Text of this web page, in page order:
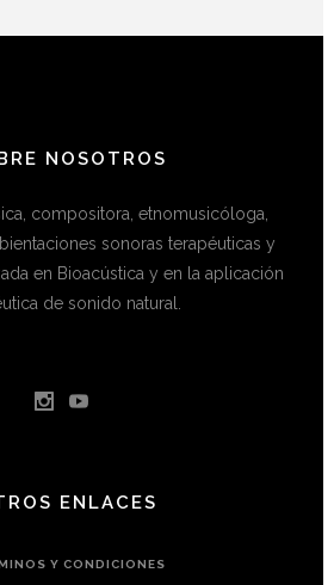
NOSOTROS
compositora, etnomusicóloga,
sonoras terapéuticas y
en Bioacústica y en la aplicación
de sonido natural.
ENLACES
Y CONDICIONES